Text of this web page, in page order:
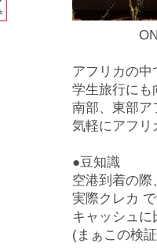
ONCF(
アフリカの
学生旅行にも
南部、東部ア
気軽にアフリ
●豆知識
空港到着の
実際クレカ
キャッシュに
(まぁこの検